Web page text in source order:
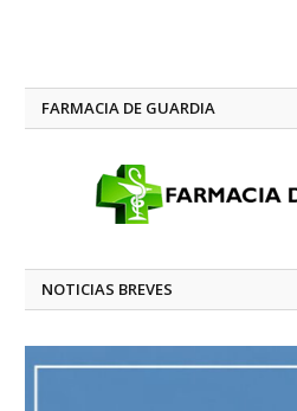
FARMACIA DE GUARDIA
NOTICIAS BREVES